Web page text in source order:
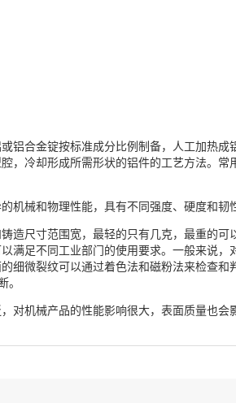
铝合金锭按标准成分比例制备，人工加热
，冷却形成所需形状的铝件的工艺方法。
机械和物理性能，具有不同强度、硬度和
造尺寸范围宽，最轻的只有几克，最重的
满足不同工业部门的使用要求。一般来说
细微裂纹可以通过着色法和磁粉法来检查
对机械产品的性能影响很大，表面质量也会